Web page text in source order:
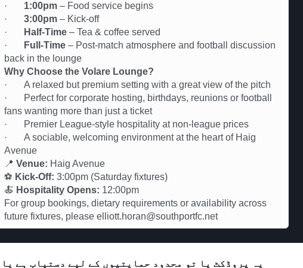
· 1:00pm – Food service begins
· 3:00pm – Kick-off
·
Half-Time – Tea & coffee served
·
Full-Time – Post-match atmosphere and football discussion
back in the lounge
Why Choose the Volare Lounge?
· A relaxed but premium setting with a great view of the pitch
· Perfect for corporate hosting, birthdays, reunions or football
fans wanting more than just a ticket
· Premier League-style hospitality at non-league prices
· A sociable, welcoming environment at the heart of Haig
Avenue
📍 Venue: Haig Avenue
⚽ Kick-Off: 3:00pm (Saturday fixtures)
🍝 Hospitality Opens: 12:00pm
For group bookings, dietary requirements or availability across
future fixtures, please elliott.horan@southportfc.net
یہ پروڈکٹ یا تو محدود حمایتیوں کے لیے دستیاب ہے